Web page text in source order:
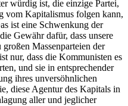
würdig ist, die einzige Partei,
vom Kapitalismus folgen kann,
ist eine Schwenkung der
Gewähr dafür, dass unsere
Massenparteien der
nur, dass die Kommunisten es
und sie in entsprechender
ihres unversöhnlichen
diese Agentur des Kapitals in
aller und jeglicher